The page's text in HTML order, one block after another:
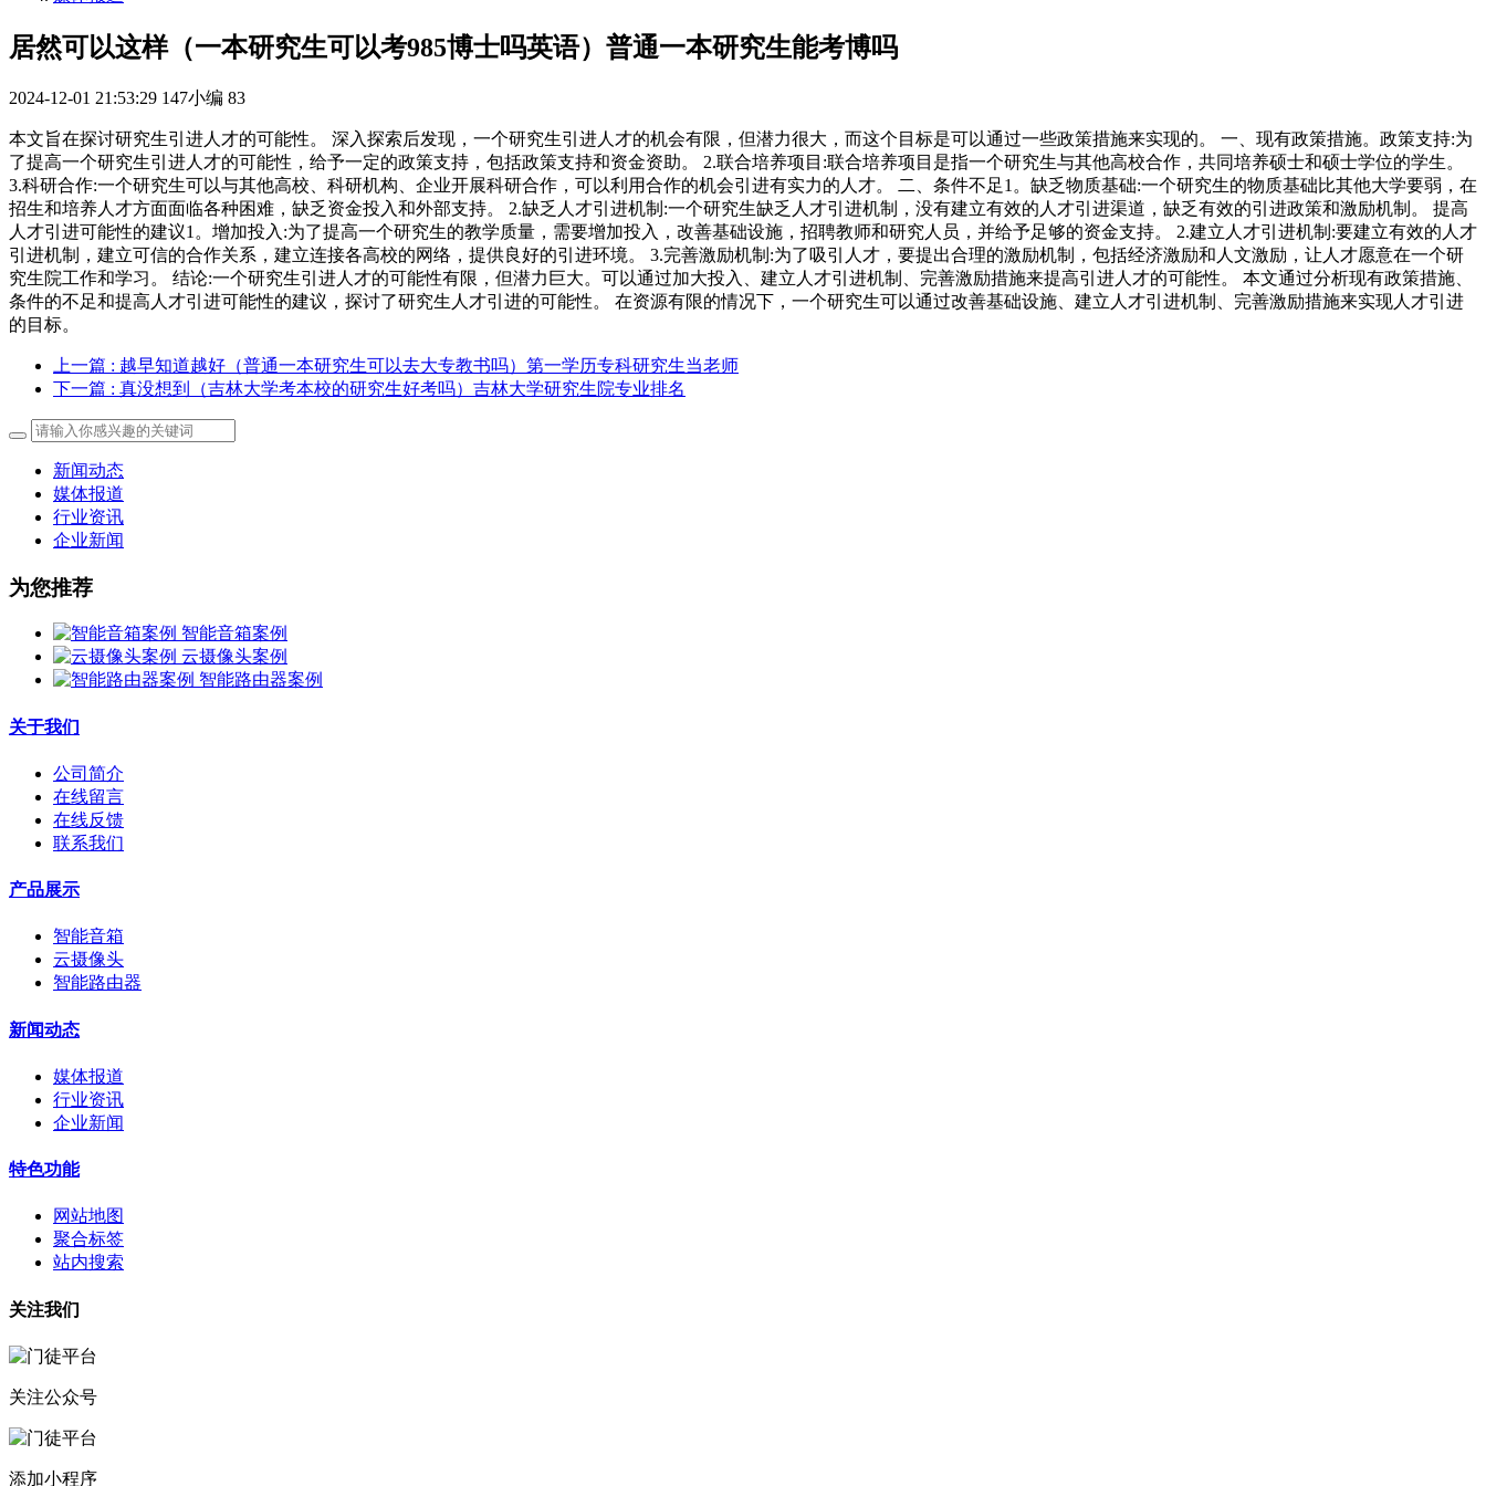
居然可以这样（一本研究生可以考985博士吗英语）普通一本研究生能考博吗
2024-12-01 21:53:29 147小编 83
本文旨在探讨研究生引进人才的可能性。 深入探索后发现，一个研究生引进人才的机会有限，但潜力很大，而这个目标是可以通过一些政策措施来实现的。 一、现有政策措施。政策支持:为
了提高一个研究生引进人才的可能性，给予一定的政策支持，包括政策支持和资金资助。 2.联合培养项目:联合培养项目是指一个研究生与其他高校合作，共同培养硕士和硕士学位的学生。
3.科研合作:一个研究生可以与其他高校、科研机构、企业开展科研合作，可以利用合作的机会引进有实力的人才。 二、条件不足1。缺乏物质基础:一个研究生的物质基础比其他大学要弱，在
招生和培养人才方面面临各种困难，缺乏资金投入和外部支持。 2.缺乏人才引进机制:一个研究生缺乏人才引进机制，没有建立有效的人才引进渠道，缺乏有效的引进政策和激励机制。 提高
人才引进可能性的建议1。增加投入:为了提高一个研究生的教学质量，需要增加投入，改善基础设施，招聘教师和研究人员，并给予足够的资金支持。 2.建立人才引进机制:要建立有效的人才
引进机制，建立可信的合作关系，建立连接各高校的网络，提供良好的引进环境。 3.完善激励机制:为了吸引人才，要提出合理的激励机制，包括经济激励和人文激励，让人才愿意在一个研
究生院工作和学习。 结论:一个研究生引进人才的可能性有限，但潜力巨大。可以通过加大投入、建立人才引进机制、完善激励措施来提高引进人才的可能性。 本文通过分析现有政策措施、
条件的不足和提高人才引进可能性的建议，探讨了研究生人才引进的可能性。 在资源有限的情况下，一个研究生可以通过改善基础设施、建立人才引进机制、完善激励措施来实现人才引进
的目标。
上一篇 : 越早知道越好（普通一本研究生可以去大专教书吗）第一学历专科研究生当老师
下一篇 : 真没想到（吉林大学考本校的研究生好考吗）吉林大学研究生院专业排名
新闻动态
媒体报道
行业资讯
企业新闻
为您推荐
智能音箱案例
云摄像头案例
智能路由器案例
关于我们
公司简介
在线留言
在线反馈
联系我们
产品展示
智能音箱
云摄像头
智能路由器
新闻动态
媒体报道
行业资讯
企业新闻
特色功能
网站地图
聚合标签
站内搜索
关注我们
关注公众号
添加小程序